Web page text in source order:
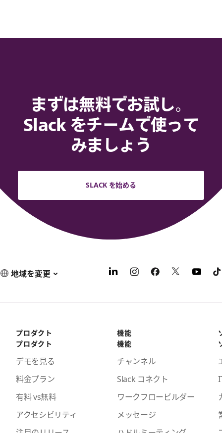
まずは無料でお試し。
Slack をチームで使って
みましょう
SLACK を始める
地域を変更
プロダクト
プロダクト
デモを見る
料金プラン
有料 vs無料
アクセシビリティ
機能
機能
チャンネル
Slack コネクト
ワークフロービルダー
メッセージ